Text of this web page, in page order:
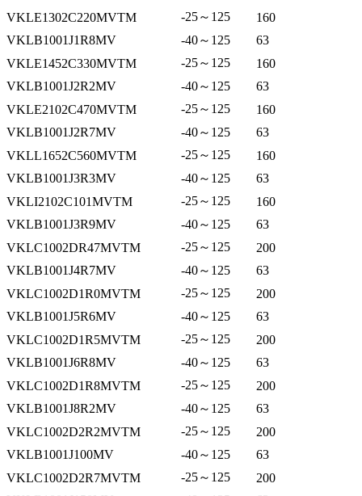
VKLE1302C220MVTM
-25～125
160
VKLB1001J1R8MV
-40～125
63
VKLE1452C330MVTM
-25～125
160
VKLB1001J2R2MV
-40～125
63
VKLE2102C470MVTM
-25～125
160
VKLB1001J2R7MV
-40～125
63
VKLL1652C560MVTM
-25～125
160
VKLB1001J3R3MV
-40～125
63
VKLI2102C101MVTM
-25～125
160
VKLB1001J3R9MV
-40～125
63
VKLC1002DR47MVTM
-25～125
200
VKLB1001J4R7MV
-40～125
63
VKLC1002D1R0MVTM
-25～125
200
VKLB1001J5R6MV
-40～125
63
VKLC1002D1R5MVTM
-25～125
200
VKLB1001J6R8MV
-40～125
63
VKLC1002D1R8MVTM
-25～125
200
VKLB1001J8R2MV
-40～125
63
VKLC1002D2R2MVTM
-25～125
200
VKLB1001J100MV
-40～125
63
VKLC1002D2R7MVTM
-25～125
200